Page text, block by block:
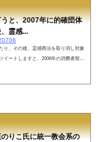
と、2007年に的確団体
霊感...
り、その後、霊感商法を取り消し対象
イートしますと、2006年の消費者契約
りこ氏に統一教会系の